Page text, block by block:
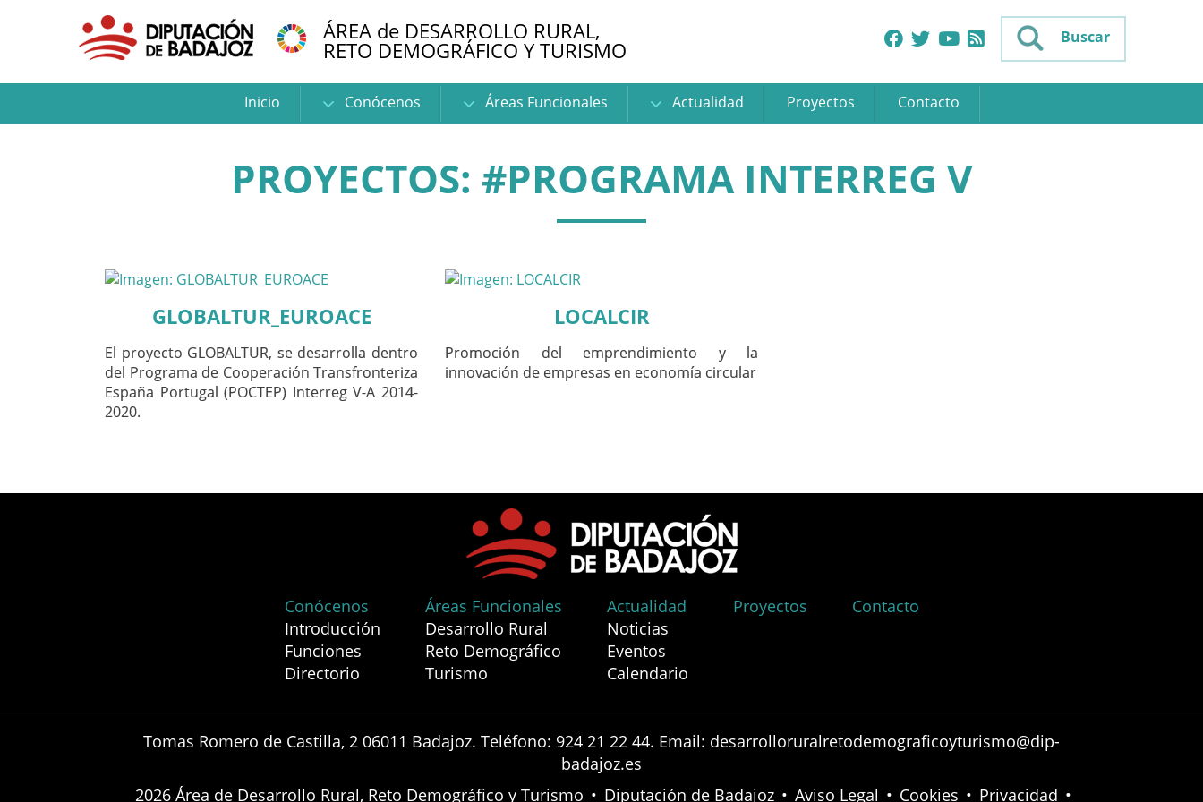
ÁREA de DESARROLLO RURAL,
RETO DEMOGRÁFICO Y TURISMO Buscar
Inicio Conócenos Áreas Funcionales Actualidad Proyectos Contacto
PROYECTOS: #PROGRAMA INTERREG V
GLOBALTUR_EUROACE
El proyecto GLOBALTUR, se desarrolla dentro
del Programa de Cooperación Transfronteriza
España Portugal (POCTEP) Interreg V-A 2014-
2020.
LOCALCIR
Promoción del emprendimiento y la
innovación de empresas en economía circular
Conócenos
Introducción
Funciones
Directorio
Áreas Funcionales
Desarrollo Rural
Reto Demográfico
Turismo
Actualidad
Noticias
Eventos
Calendario
Proyectos Contacto
Tomas Romero de Castilla, 2 06011 Badajoz. Teléfono: 924 21 22 44. Email: desarrolloruralretodemograficoyturismo@dip-
badajoz.es
2026 Área de Desarrollo Rural, Reto Demográfico y Turismo • Diputación de Badajoz • Aviso Legal • Cookies • Privacidad •